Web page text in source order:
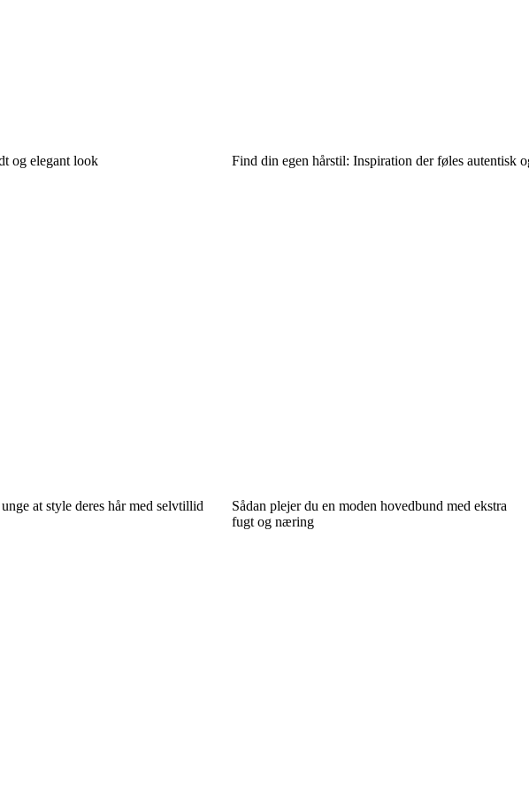
og elegant look Find din egen hårstil: Inspiration der føles autentisk
at style deres hår med selvtillid
Sådan plejer du en moden hovedbund med ekstra
fugt og næring